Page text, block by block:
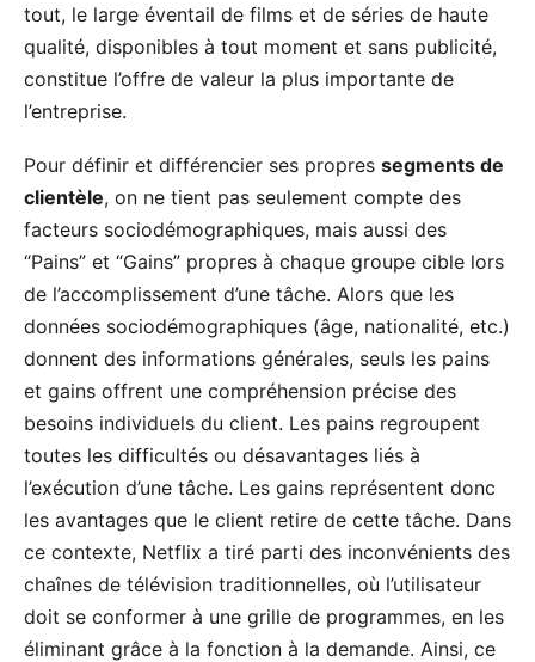
tout, le large éventail de films et de séries de haute
qualité, disponibles à tout moment et sans publicité,
constitue l’offre de valeur la plus importante de
l’entreprise.
Pour définir et différencier ses propres segments de
clientèle, on ne tient pas seulement compte des
facteurs sociodémographiques, mais aussi des
“Pains” et “Gains” propres à chaque groupe cible lors
de l’accomplissement d’une tâche. Alors que les
données sociodémographiques (âge, nationalité, etc.)
donnent des informations générales, seuls les pains
et gains offrent une compréhension précise des
besoins individuels du client. Les pains regroupent
toutes les difficultés ou désavantages liés à
l’exécution d’une tâche. Les gains représentent donc
les avantages que le client retire de cette tâche. Dans
ce contexte, Netflix a tiré parti des inconvénients des
chaînes de télévision traditionnelles, où l’utilisateur
doit se conformer à une grille de programmes, en les
éliminant grâce à la fonction à la demande. Ainsi, ce